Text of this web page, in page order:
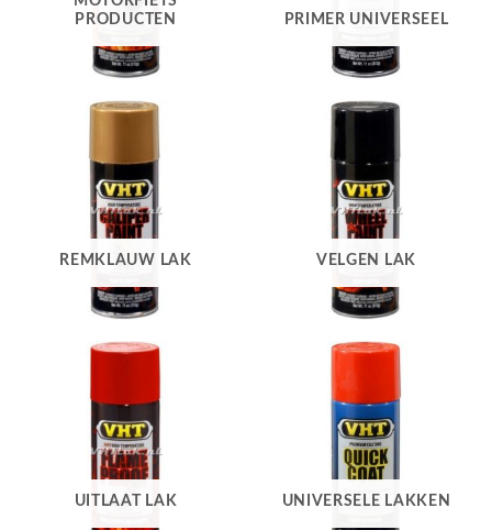
PRODUCTEN
PRIMER UNIVERSEEL
REMKLAUW LAK VELGEN LAK
UITLAAT LAK UNIVERSELE LAKKEN